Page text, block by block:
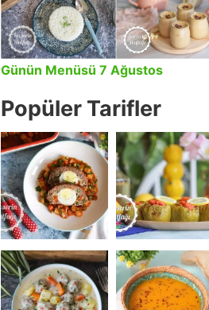
Günün Menüsü 7 Ağustos
Popüler Tarifler